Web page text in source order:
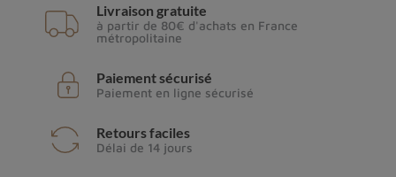
Livraison gratuite
à partir de 80€ d'achats en France
métropolitaine
Paiement sécurisé
Paiement en ligne sécurisé
Retours faciles
Délai de 14 jours